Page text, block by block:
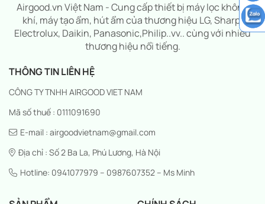
Airgood.vn Việt Nam - Cung cấp thiết bị máy lọc không
khí, máy tạo ẩm, hút ẩm của thương hiệu LG, Sharp,
Electrolux, Daikin, Panasonic,Philip..vv.. cùng với nhiều
thương hiệu nổi tiếng.
THÔNG TIN LIÊN HỆ
CÔNG TY TNHH AIRGOOD VIET NAM
Mã số thuế : 0111091690
E-mail : airgoodvietnam@gmail.com
Địa chỉ : Số 2 Ba La, Phú Lương, Hà Nội
Hotline: 0941077979 – 0987607352 – Ms Minh